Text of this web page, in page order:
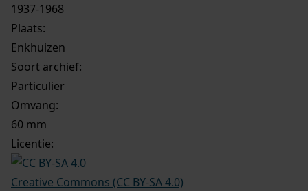
1937-1968
Plaats:
Enkhuizen
Soort archief:
Particulier
Omvang:
60 mm
Licentie:
Creative Commons (CC BY-SA 4.0)